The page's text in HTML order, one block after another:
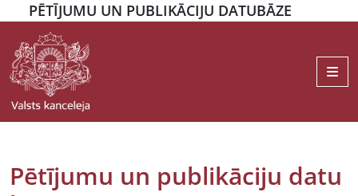
PĒTĪJUMU UN PUBLIKĀCIJU DATUBĀZE
Pētījumu un publikāciju datu